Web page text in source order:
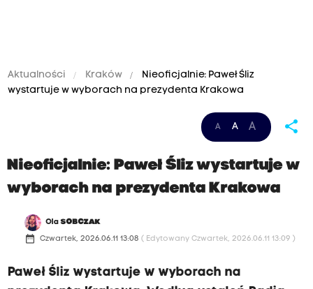
Aktualności Kraków
Nieoficjalnie: Paweł Śliz
wystartuje w wyborach na prezydenta Krakowa
A A A share
Nieoficjalnie: Paweł Śliz wystartuje w
wyborach na prezydenta Krakowa
OlaSOBCZAK
date_range Czwartek, 2026.06.11 13:08 ( Edytowany Czwartek, 2026.06.11 13:09 )
Paweł Śliz wystartuje w wyborach na